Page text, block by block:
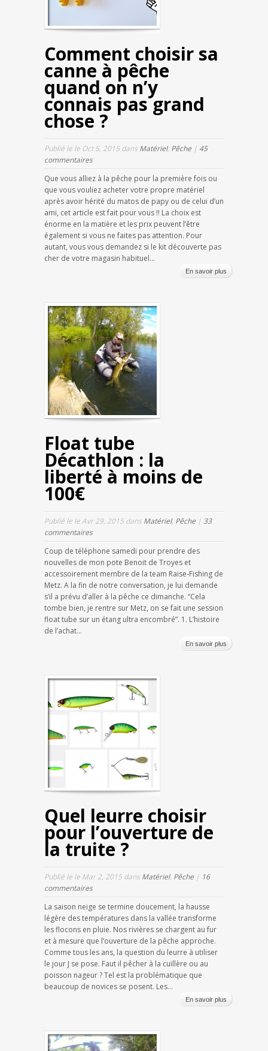
Comment choisir sa
canne à pêche
quand on n’y
connais pas grand
chose ?
Publié le le Oct 5, 2015 dans Matériel, Pêche | 45
commentaires
Que vous alliez à la pêche pour la première fois ou
que vous vouliez acheter votre propre matériel
après avoir hérité du matos de papy ou de celui d’un
ami, cet article est fait pour vous !! La choix est
énorme en la matière et les prix peuvent l’être
également si vous ne faites pas attention. Pour
autant, vous vous demandez si le kit découverte pas
cher de votre magasin habituel...
En savoir plus
Float tube
Décathlon : la
liberté à moins de
100€
Publié le le Avr 29, 2015 dans Matériel, Pêche | 33
commentaires
Coup de téléphone samedi pour prendre des
nouvelles de mon pote Benoit de Troyes et
accessoirement membre de la team Raise-Fishing de
Metz. A la fin de notre conversation, je lui demande
s’il a prévu d’aller à la pêche ce dimanche. “Cela
tombe bien, je rentre sur Metz, on se fait une session
float tube sur un étang ultra encombré”. 1. L’histoire
de l’achat...
En savoir plus
Quel leurre choisir
pour l’ouverture de
la truite ?
Publié le le Mar 2, 2015 dans Matériel, Pêche | 16
commentaires
La saison neige se termine doucement, la hausse
légère des températures dans la vallée transforme
les flocons en pluie. Nos rivières se chargent au fur
et à mesure que l’ouverture de la pêche approche.
Comme tous les ans, la question du leurre à utiliser
le jour J se pose. Faut il pêcher à la cuillère ou au
poisson nageur ? Tel est la problématique que
beaucoup de novices se posent. Les...
En savoir plus